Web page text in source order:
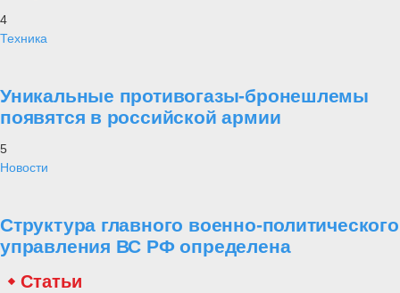
4
Техника
Уникальные противогазы-бронешлемы
появятся в российской армии
5
Новости
Структура главного военно-политического
управления ВС РФ определена
Статьи